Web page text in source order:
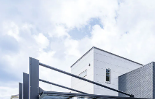
ホーム
家づくり学校とは
お悩み・相談事例